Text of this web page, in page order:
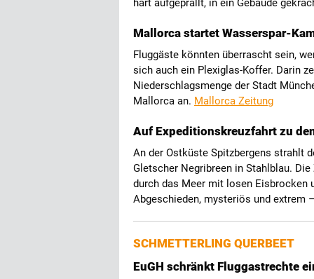
hart aufgeprallt, in ein Gebäude
Mallorca startet Wasserspar-
Fluggäste könnten überrascht sein,
sich auch ein Plexiglas-Koffer. Darin
Niederschlagsmenge der Stadt
Mallorca an. Mallorca Zeitung
Auf Expeditionskreuzfahrt zu
An der Ostküste Spitzbergens strahlt
Gletscher Negribreen in Stahlblau.
durch das Meer mit losen Eisbrocken
Abgeschieden, mysteriös und
SCHMETTERLING QUERBEET
EuGH schränkt Fluggastrechte